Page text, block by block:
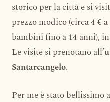
storico per la città e si
prezzo modico (circa 4 €
bambini fino a 14 anni),
Le visite si prenotano all’
Santarcangelo.
Per me è stato bellissimo